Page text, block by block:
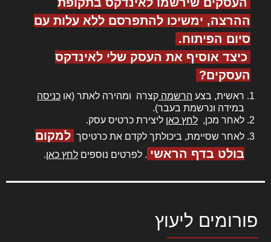
ההרצה, ימשיכו להתפרסם ללא עלות עם
סיום הפיתוח.
כיצד אוסיף את העסק שלי לאינדקס
העסקים?
ראשית, בצע הרשמה קצרה ומהירה לאתר (או כניסה
במידה ונרשמת בעבר).
לאחר מכן, לחץ כאן ליצירת כרטיס עסק.
לאחר שסיימת, ביכולתך לקדם את כרטיסך למקום
בולט בדף הראשי . לפרטים נוספים לחץ כאן.
פורומים ליעוץ